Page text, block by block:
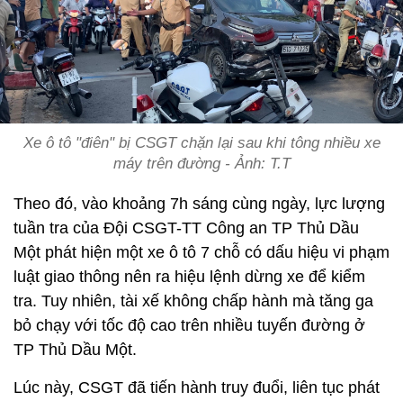
Xe ô tô "điên" bị CSGT chặn lại sau khi tông nhiều xe
máy trên đường - Ảnh: T.T
Theo đó, vào khoảng 7h sáng cùng ngày, lực lượng
tuần tra của Đội CSGT-TT Công an TP Thủ Dầu
Một phát hiện một xe ô tô 7 chỗ có dấu hiệu vi phạm
luật giao thông nên ra hiệu lệnh dừng xe để kiểm
tra. Tuy nhiên, tài xế không chấp hành mà tăng ga
bỏ chạy với tốc độ cao trên nhiều tuyến đường ở
TP Thủ Dầu Một.
Lúc này, CSGT đã tiến hành truy đuổi, liên tục phát